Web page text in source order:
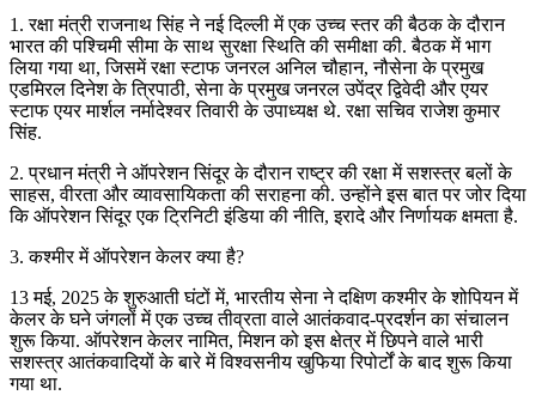
1. रक्षा मंत्री राजनाथ सिंह ने नई दिल्ली में एक उच्च स्तर की बैठक के दौरान
भारत की पश्चिमी सीमा के साथ सुरक्षा स्थिति की समीक्षा की. बैठक में भाग
लिया गया था, जिसमें रक्षा स्टाफ जनरल अनिल चौहान, नौसेना के प्रमुख
एडमिरल दिनेश के त्रिपाठी, सेना के प्रमुख जनरल उपेंद्र द्विवेदी और एयर
स्टाफ एयर मार्शल नर्मादेश्वर तिवारी के उपाध्यक्ष थे. रक्षा सचिव राजेश कुमार
सिंह.
2. प्रधान मंत्री ने ऑपरेशन सिंदूर के दौरान राष्ट्र की रक्षा में सशस्त्र बलों के
साहस, वीरता और व्यावसायिकता की सराहना की. उन्होंने इस बात पर जोर दिया
कि ऑपरेशन सिंदूर एक ट्रिनिटी इंडिया की नीति, इरादे और निर्णायक क्षमता है.
3. कश्मीर में ऑपरेशन केलर क्या है?
13 मई, 2025 के शुरुआती घंटों में, भारतीय सेना ने दक्षिण कश्मीर के शोपियन में
केलर के घने जंगलों में एक उच्च तीव्रता वाले आतंकवाद-प्रदर्शन का संचालन
शुरू किया. ऑपरेशन केलर नामित, मिशन को इस क्षेत्र में छिपने वाले भारी
सशस्त्र आतंकवादियों के बारे में विश्वसनीय खुफिया रिपोर्टों के बाद शुरू किया
गया था.